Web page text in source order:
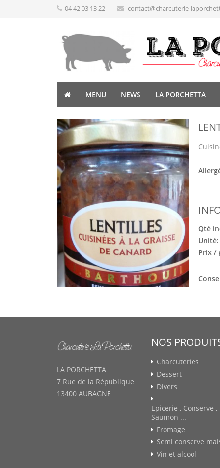
04 42 03 13 22 contact@charcuterie-
MENU NEWS LA PORCHETTA
Qté
Unité:
Prix /
LA PORCHETTA
7 Rue de la République
13400 AUBAGNE
NOS
Charcuteries
Dessert
Divers
Epicerie , Conserve ,
Saumon ...
Fromage
Semi conserve
Vin et alcool